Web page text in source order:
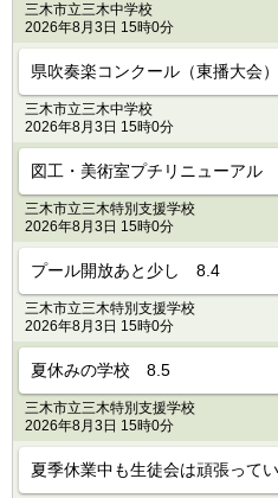
三木市立三木中学校
2026年8月3日 15時0分
県吹奏楽コンクール（東播大会
三木市立三木中学校
2026年8月3日 15時0分
図工・美術室プチリニューアル
三木市立三木特別支援学校
2026年8月3日 15時0分
プール開放あと少し 8.4
三木市立三木特別支援学校
2026年8月3日 15時0分
夏休みの学校 8.5
三木市立三木特別支援学校
2026年8月3日 15時0分
夏季休業中も生徒会は頑張って